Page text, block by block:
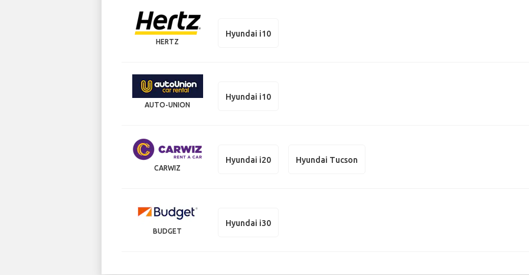
HERTZ
Hyundai i10
AUTO-UNION
Hyundai i10
CARWIZ
Hyundai i20 Hyundai Tucson
BUDGET
Hyundai i30